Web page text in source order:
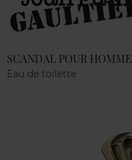
SCANDAL POUR HOMME
Eau de toilette